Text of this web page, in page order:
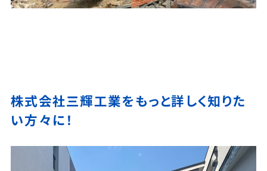
株式会社三輝工業をもっと詳しく知りた
い方々に！